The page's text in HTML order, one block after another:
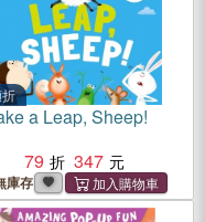
a Leap, Sheep!
79
347
庫存